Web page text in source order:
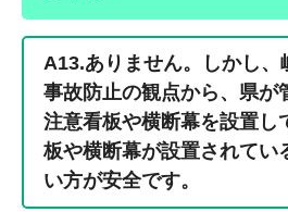
A13.ありません。しかし
事故防止の観点から、県が
注意看板や横断幕を設置し
板や横断幕が設置されてい
い方が安全です。